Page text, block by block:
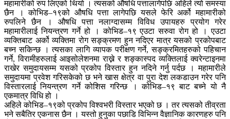
महामारीको रुप लिएको थियो । त्यसको औषधि पत्तालागेपछि अहिले त्यो समस्या
छैन । कोभिड–१९को औषधि पत्ता लागेपछि यसले फेरि अर्को महामारीको
रुपलिने छैन । औषधि पत्ता नलाग्दासम्म विविध उपायहरु प्रयोग गरेर
महामारीलाई नियन्त्रण गर्ने हो । कोभिड–१९ एउटा सरुवा रोग हो । एउटा
व्यक्तिबाट अर्को व्यक्तिमा रोग सङ्क्रमण हुन नदिएर मात्र यसको प्रकोपबाट
बच्न सकिन्छ । त्यसका लागि व्यापक परीक्षण गर्ने, सङ्क्रमितहरुको पहिचान
गर्ने, विरामीहरुलाई आइसोलेशनमा राख्ने र शङ्कास्पद व्यक्तिलाई क्वरेन्टाइनमा
राखेर समुदायसम्म यसको प्रकोप विस्तार हुन नदिने गर्नु पर्दछ । महामारीले
समुदायमा प्रवेश गरिसकेको छ भने खास क्षेत्र वा पुरा देश लकडाउन गरेर पनि
विस्तारलाई नियन्त्रण गर्ने कोशिस गरिन्छ । कोभिड–१९ बाट बच्ने यो नै
एकमात्र विधि हो ।
अहिले कोभिड–१९को प्रकोप विश्वभरी विस्तार भएको छ । तर त्यसको तीव्रता
भने सबैतिर एकनास छैन । यस्तो हुनुका पछाडि विभिन्न वैज्ञानिक कारणहरु पनि